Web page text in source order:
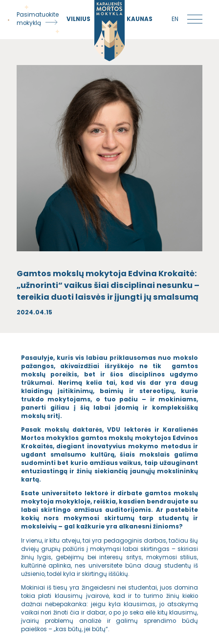
Pasimatuokite
mokyklą
VILNIUS KAUNAS EN
Gamtos mokslų mokytoja Edvina Krokaitė:
„užnorinti“ vaikus šiai disciplinai nesunku –
tereikia duoti laisvės ir įjungti jų smalsumą
2024.04.15
Pasaulyje, kuris vis labiau priklausomas nuo mokslo
pažangos, akivaizdžiai išryškėjo ne tik gamtos
mokslų poreikis, bet ir šios disciplinos ugdymo
trūkumai. Nerimą kelia tai, kad vis dar yra daug
klaidingų įsitikinimų, baimių ir stereotipų, kurie
trukdo mokytojams, o tuo pačiu – ir mokiniams,
panerti giliau į šią labai įdomią ir kompleksišką
mokslų sritį.
Pasak mokslų daktarės, VDU lektorės ir Karalienės
Mortos mokyklos gamtos mokslų mokytojos Edvinos
Krokaitės, diegiant inovatyvius mokymo metodus ir
ugdant smalsumo kultūrą, šiais mokslais galima
sudominti bet kurio amžiaus vaikus, taip užauginant
entuziastingą ir žinių siekiančią jaunųjų mokslininkų
kartą.
Esate universiteto lektorė ir dirbate gamtos mokslų
mokytoja mokykloje, reiškia, kasdien bendraujate su
labai skirtingo amžiaus auditorijomis. Ar pastebite
kokių nors mokymosi skirtumų tarp studentų ir
moksleivių – gal kažkurie yra alkanesni žinioms?
Ir vienu, ir kitu atveju, tai yra pedagoginis darbas, tačiau šių
dviejų grupių požiūris į mokymąsi labai skirtingas – skiriasi
žinių lygis, gebėjimų bei interesų sritys, mokymosi stilius,
kultūrinė aplinka, nes universitete būna daug studentų iš
užsienio, todėl kyla ir skirtingų iššūkių.
Mokiniai iš tiesų yra žingeidesni nei studentai, juos domina
tokia plati klausimų įvairovė, kad ir to turimo žinių kiekio
dažnai nebepakanka: jeigu kyla klausimas, jo atsakymą
vaikai nori žinoti čia ir dabar, o po jo seka eilė kitų klausimų,
įvairių problemų analizė ir galimų sprendimo būdų
paieškos – „kas būtų, jei būtų“.